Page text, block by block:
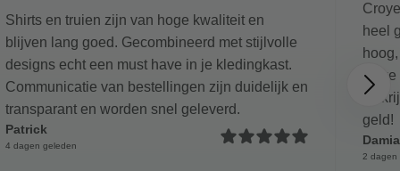
Shirts en truien zijn van hoge kwaliteit en
blijven lang goed. Gecombineerd met stijlvolle
designs echt een must have in je kledingkast.
Communicatie van bestellingen zijn duidelijk en
transparant en worden snel geleverd.
Patrick
4 dagen geleden
heel
Je
geld!
2 dagen